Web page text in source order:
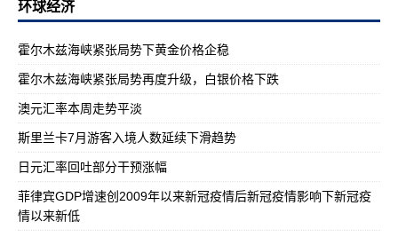
环球经济
霍尔木兹海峡紧张局势下黄金价格企稳
霍尔木兹海峡紧张局势再度升级，白银价格下跌
澳元汇率本周走势平淡
斯里兰卡7月游客入境人数延续下滑趋势
日元汇率回吐部分干预涨幅
菲律宾GDP增速创2009年以来新冠疫情后新冠疫情影响下新冠疫
情以来新低